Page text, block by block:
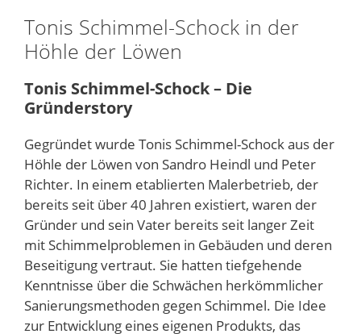
Tonis Schimmel-Schock in der
Höhle der Löwen
Tonis Schimmel-Schock – Die
Gründerstory
Gegründet wurde Tonis Schimmel-Schock aus der
Höhle der Löwen von Sandro Heindl und Peter
Richter. In einem etablierten Malerbetrieb, der
bereits seit über 40 Jahren existiert, waren der
Gründer und sein Vater bereits seit langer Zeit
mit Schimmelproblemen in Gebäuden und deren
Beseitigung vertraut. Sie hatten tiefgehende
Kenntnisse über die Schwächen herkömmlicher
Sanierungsmethoden gegen Schimmel. Die Idee
zur Entwicklung eines eigenen Produkts, das